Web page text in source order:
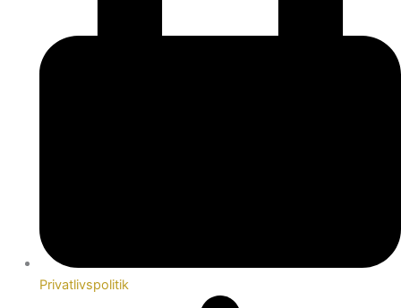
Privatlivspolitik